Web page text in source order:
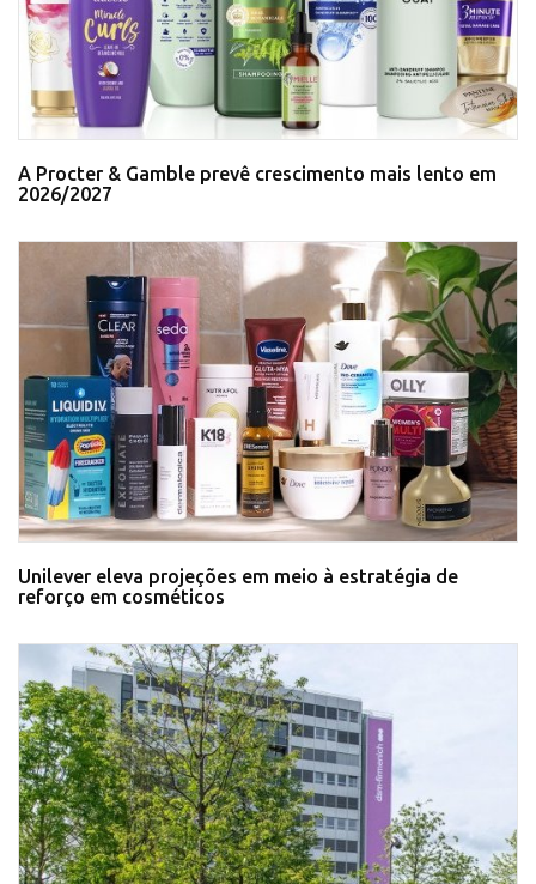
A Procter & Gamble prevê crescimento mais lento em
2026/2027
Unilever eleva projeções em meio à estratégia de
reforço em cosméticos